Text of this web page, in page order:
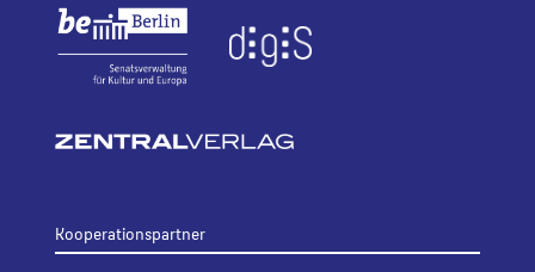
Kooperationspartner